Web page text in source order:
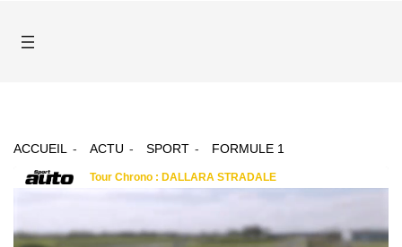
ACCUEIL ACTU SPORT FORMULE 1